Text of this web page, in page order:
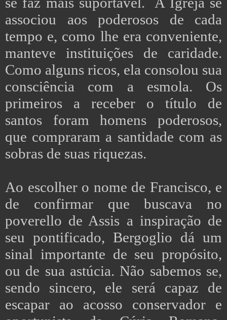
associou aos poderosos de cada
tempo e, como lhe era conveniente,
manteve instituições de caridade.
Como alguns ricos, ela consolou sua
consciência com a esmola. Os
primeiros a receber o título de
santos foram homens poderosos,
que compraram a santidade com as
sobras de suas riquezas.
Ao escolher o nome de Francisco, e
de confirmar que buscava no
poverello de Assis a inspiração de
seu pontificado, Bergoglio dá um
sinal importante de seu propósito,
ou de sua astúcia. Não sabemos se,
sendo sincero, ele será capaz de
escapar ao acosso conservador e